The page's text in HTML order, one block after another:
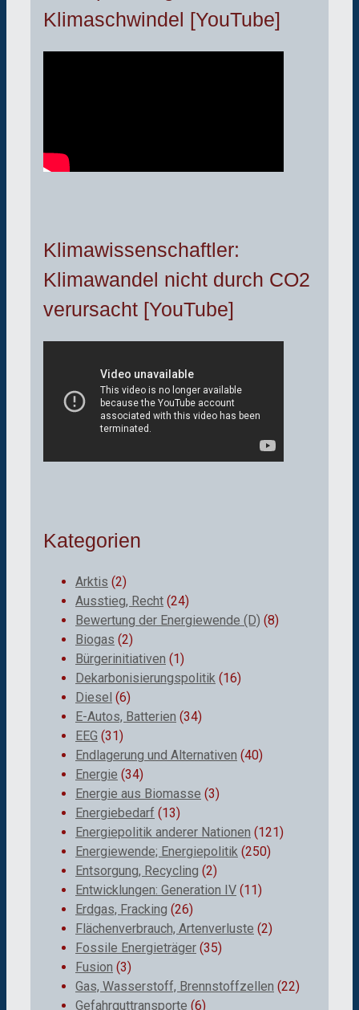
Klimaschwindel [YouTube]
Klimawissenschaftler:
Klimawandel nicht durch CO2
verursacht [YouTube]
Kategorien
Arktis (2)
Ausstieg, Recht (24)
Bewertung der Energiewende (D) (8)
Biogas (2)
Bürgerinitiativen (1)
Dekarbonisierungspolitik (16)
Diesel (6)
E-Autos, Batterien (34)
EEG (31)
Endlagerung und Alternativen (40)
Energie (34)
Energie aus Biomasse (3)
Energiebedarf (13)
Energiepolitik anderer Nationen (121)
Energiewende; Energiepolitik (250)
Entsorgung, Recycling (2)
Entwicklungen: Generation IV (11)
Erdgas, Fracking (26)
Flächenverbrauch, Artenverluste (2)
Fossile Energieträger (35)
Fusion (3)
Gas, Wasserstoff, Brennstoffzellen (22)
Gefahrguttransporte (6)